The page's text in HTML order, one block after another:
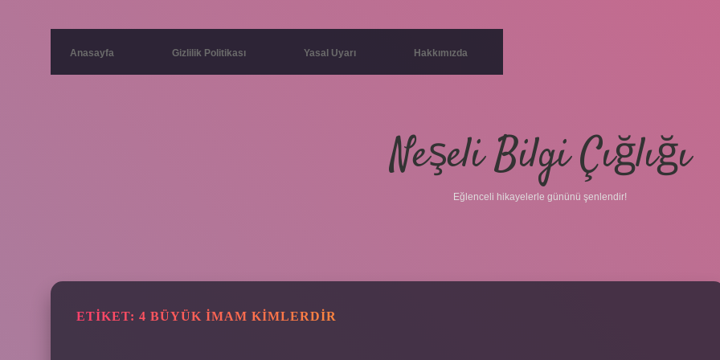
Anasayfa Gizlilik Politikası Yasal Uyarı Hakkımızda
Neşeli Bilgi Çığlığı
Eğlenceli hikayelerle gününü şenlendir!
ETIKET: 4 BÜYÜK İMAM KIMLERDIR